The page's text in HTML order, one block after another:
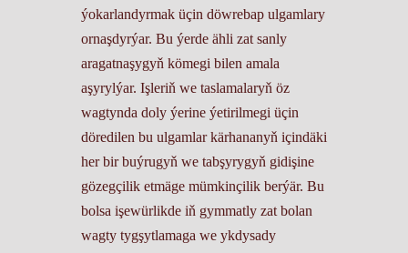
ýokarlandyrmak üçin döwrebap ulgamlary
ornaşdyrýar. Bu ýerde ähli zat sanly
aragatnaşygyň kömegi bilen amala
aşyrylýar. Işleriň we taslamalaryň öz
wagtynda doly ýerine ýetirilmegi üçin
döredilen bu ulgamlar kärhananyň içindäki
her bir buýrugyň we tabşyrygyň gidişine
gözegçilik etmäge mümkinçilik berýär. Bu
bolsa işewürlikde iň gymmatly zat bolan
wagty tygşytlamaga we ykdysady